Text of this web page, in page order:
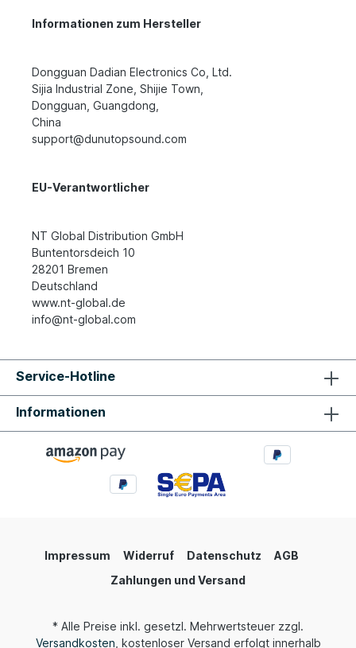
Informationen zum Hersteller
Dongguan Dadian Electronics Co, Ltd.
Sijia Industrial Zone, Shijie Town,
Dongguan, Guangdong,
China
support@dunutopsound.com
EU-Verantwortlicher
NT Global Distribution GmbH
Buntentorsdeich 10
28201 Bremen
Deutschland
www.nt-global.de
info@nt-global.com
Service-Hotline
Informationen
Impressum Widerruf Datenschutz
AGB
Zahlungen und Versand
* Alle Preise inkl. gesetzl. Mehrwertsteuer zzgl.
Versandkosten , kostenloser Versand erfolgt innerhalb